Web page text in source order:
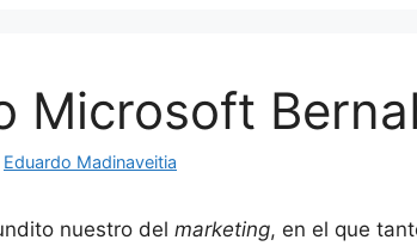
Microsoft
Eduardo Madinaveitia
nuestro del marketing, en el que